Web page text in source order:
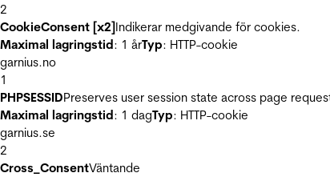
2
CookieConsent [x2]Indikerar medgivande för cookies.
Maximal lagringstid: 1 årTyp: HTTP-cookie
garnius.no
1
PHPSESSIDPreserves user session state across page
Maximal lagringstid: 1 dagTyp: HTTP-cookie
garnius.se
2
Cross_ConsentVäntande